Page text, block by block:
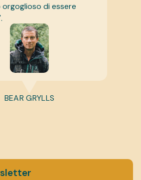
orgoglioso di essere
BEAR GRYLLS